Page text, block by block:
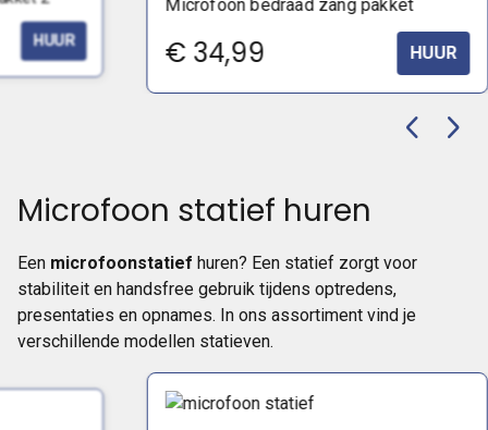
HUUR
Microfoon bedraad zang pakket
€ 34,99 HUUR
Microfoon statief huren
Een microfoonstatief huren? Een statief zorgt voor
stabiliteit en handsfree gebruik tijdens optredens,
presentaties en opnames. In ons assortiment vind je
verschillende modellen statieven.